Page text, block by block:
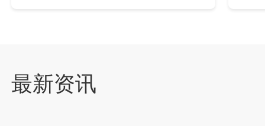
最新资讯